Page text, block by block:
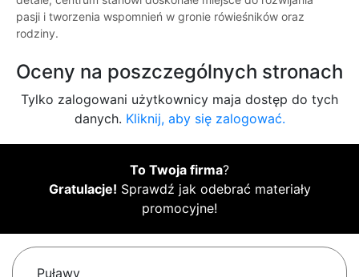
pasji i tworzenia wspomnień w gronie rówieśników oraz
rodziny.
Oceny na poszczególnych stronach
Tylko zalogowani użytkownicy maja dostęp do tych
danych. Kliknij, aby się zalogować.
To Twoja firma?
Gratulacje! Sprawdź jak odebrać materiały
promocyjne!
Puławy